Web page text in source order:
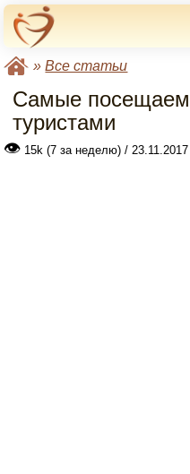
»Все статьи
Самые
туристами
👁 15k (7 за неделю) / 23.11.2017